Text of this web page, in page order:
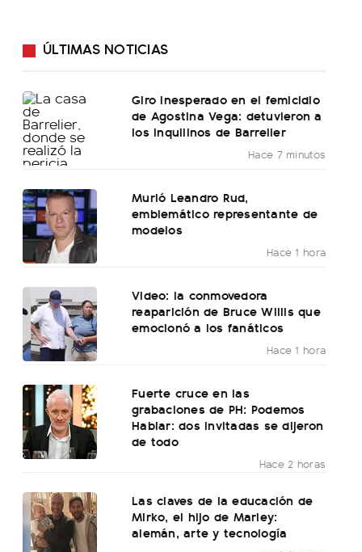
ÚLTIMAS NOTICIAS
Giro inesperado en el femicidio
de Agostina Vega: detuvieron a
los inquilinos de Barrelier
Hace 7 minutos
Murió Leandro Rud,
emblemático representante de
modelos
Hace 1 hora
Video: la conmovedora
reaparición de Bruce Willis que
emocionó a los fanáticos
Hace 1 hora
Fuerte cruce en las
grabaciones de PH: Podemos
Hablar: dos invitadas se dijeron
de todo
Hace 2 horas
Las claves de la educación de
Mirko, el hijo de Marley:
alemán, arte y tecnología